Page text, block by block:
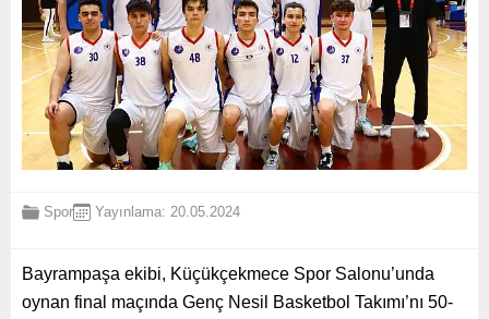
Spor Yayınlama: 20.05.2024
Bayrampaşa ekibi, Küçükçekmece Spor Salonu’unda
oynan final maçında Genç Nesil Basketbol Takımı’nı 50-